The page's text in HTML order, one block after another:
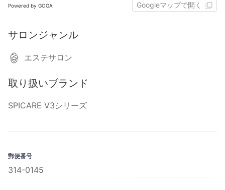
Powered by GOGA Googleマップで開く
サロンジャンル
エステサロン
取り扱いブランド
SPICARE V3シリーズ
郵便番号
314-0145